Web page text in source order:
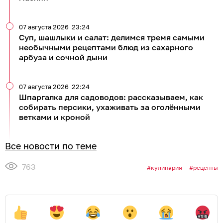
Суп, шашлыки и салат: делимся тремя самыми
необычными рецептами блюд из сахарного
арбуза и сочной дыни
07 августа 2026 23:24
Шпаргалка для садоводов: рассказываем, как
собирать персики, ухаживать за оголёнными
ветками и кроной
07 августа 2026 22:24
Все новости по теме
763 кулинария рецепты